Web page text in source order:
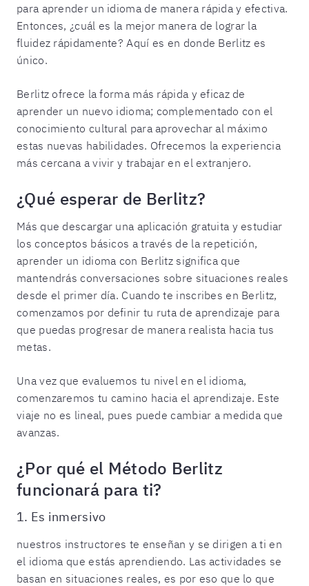
para aprender un idioma de manera rápida y efectiva.
Entonces, ¿cuál es la mejor manera de lograr la
fluidez rápidamente? Aquí es en donde Berlitz es
único.
Berlitz ofrece la forma más rápida y eficaz de
aprender un nuevo idioma; complementado con el
conocimiento cultural para aprovechar al máximo
estas nuevas habilidades. Ofrecemos la experiencia
más cercana a vivir y trabajar en el extranjero.
¿Qué esperar de Berlitz?
Más que descargar una aplicación gratuita y estudiar
los conceptos básicos a través de la repetición,
aprender un idioma con Berlitz significa que
mantendrás conversaciones sobre situaciones reales
desde el primer día. Cuando te inscribes en Berlitz,
comenzamos por definir tu ruta de aprendizaje para
que puedas progresar de manera realista hacia tus
metas.
Una vez que evaluemos tu nivel en el idioma,
comenzaremos tu camino hacia el aprendizaje. Este
viaje no es lineal, pues puede cambiar a medida que
avanzas.
¿Por qué el Método Berlitz
funcionará para ti?
1. Es inmersivo
nuestros instructores te enseñan y se dirigen a ti en
el idioma que estás aprendiendo. Las actividades se
basan en situaciones reales, es por eso que lo que